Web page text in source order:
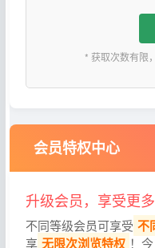
* 获取次数有限
会员特权中心
升级会员，享受更多
不同等级会员可享受 不
享 无限次浏览特权 ！